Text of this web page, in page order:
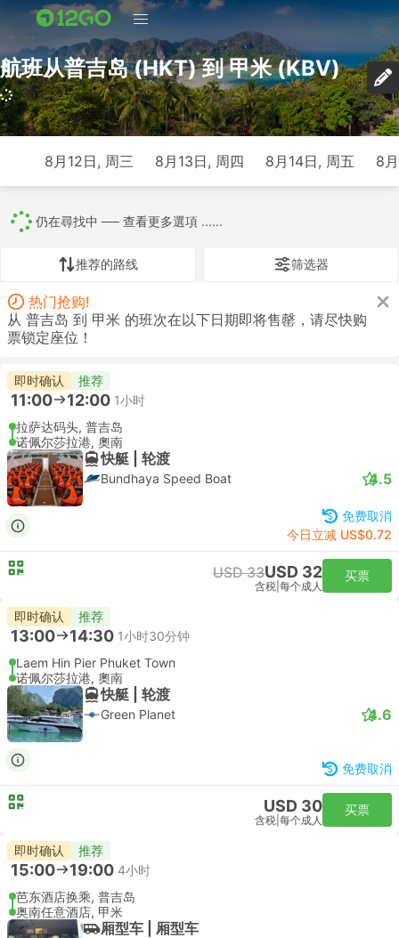
航班从普吉岛 (HKT) 到 甲米 (KBV)
8月12日, 周三 8月13日, 周四 8月14日, 周五 8
仍在尋找中 ── 查看更多選項 ......
推荐的路线 筛选器
热门抢购!
从 普吉岛 到 甲米 的班次在以下日期即将售罄，请尽快购
票锁定座位！
即时确认 推荐
11:00 12:00 1小时
拉萨达码头, 普吉岛
诺佩尔莎拉港, 奧南
快艇 | 轮渡
Bundhaya Speed Boat 4.5
免费取消
今日立减 US$0.72
USD 33USD 32
含税 每个成人
买票
即时确认 推荐
13:00 14:30 1小时30分钟
Laem Hin Pier Phuket Town
诺佩尔莎拉港, 奧南
快艇 | 轮渡
Green Planet 4.6
免费取消
USD 30
含税 每个成人
买票
即时确认 推荐
15:00 19:00 4小时
芭东酒店换乘, 普吉岛
奥南任意酒店, 甲米
厢型车 | 厢型车